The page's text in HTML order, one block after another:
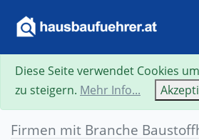
Firmen mit Branche
Diese Seite verwendet Cookies
zu steigern. Mehr Info...